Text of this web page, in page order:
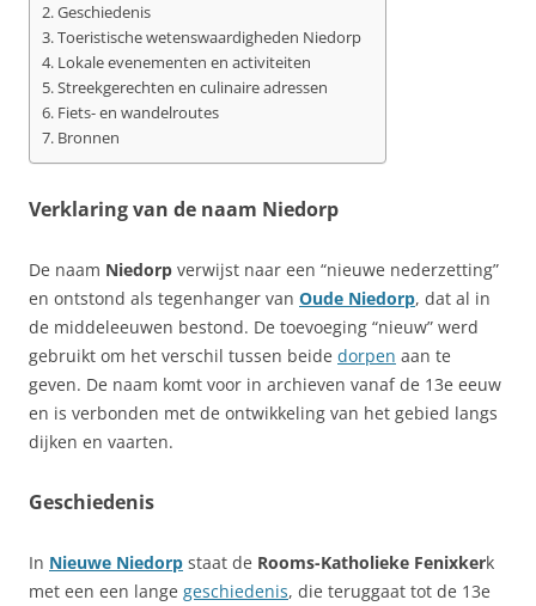
Geschiedenis
Toeristische wetenswaardigheden Niedorp
Lokale evenementen en activiteiten
Streekgerechten en culinaire adressen
Fiets- en wandelroutes
Bronnen
Verklaring van de naam Niedorp
De naam Niedorp verwijst naar een “nieuwe nederzetting”
en ontstond als tegenhanger van Oude Niedorp, dat al in
de middeleeuwen bestond. De toevoeging “nieuw” werd
gebruikt om het verschil tussen beide dorpen aan te
geven. De naam komt voor in archieven vanaf de 13e eeuw
en is verbonden met de ontwikkeling van het gebied langs
dijken en vaarten.
Geschiedenis
In Nieuwe Niedorp staat de Rooms-Katholieke Fenixkerk
met een een lange geschiedenis, die teruggaat tot de 13e